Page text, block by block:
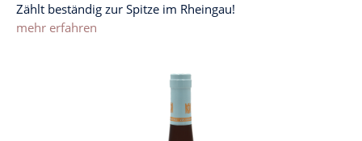
Zählt beständig zur Spitze im Rheingau!
mehr erfahren